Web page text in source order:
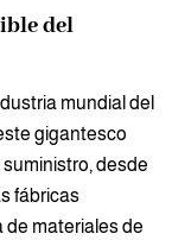
del
mundial del
gigantesco
desde
fábricas
de materiales de